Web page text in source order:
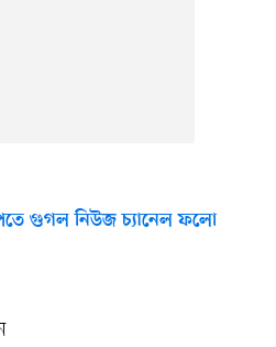
গুগল নিউজ চ্যানেল ফলো